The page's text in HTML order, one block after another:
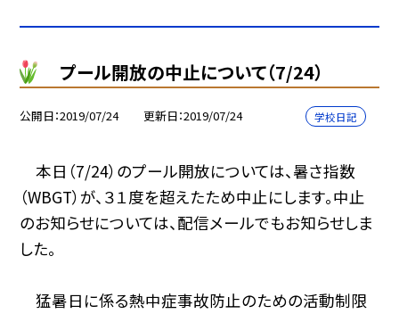
プール開放の中止について（7/24）
公開日 2019/07/24 更新日 2019/07/24 学校日記
本日（7/24）のプール開放については、暑さ指数
（WBGT）が、３１度を超えたため中止にします。中止
のお知らせについては、配信メールでもお知らせしま
した。
猛暑日に係る熱中症事故防止のための活動制限